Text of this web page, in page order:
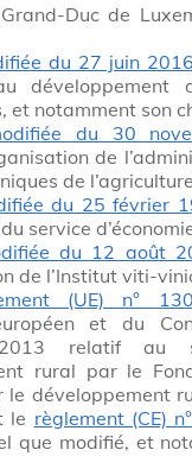
Duc de
du 27 juin 2016
développement
et notamment son
du 30
de
de
du 25 février
service
du 12 août
de l’Institut viti-
(UE) n°
et du
2013 relatif au
rural par le
le développement
le règlement (CE)
que modifié, et